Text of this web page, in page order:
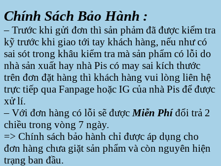
Chính Sách Bảo Hành :
– Trước khi gửi đơn thì sản phảm đã được kiểm tra
kỹ trước khi giao tới tay khách hàng, nếu như có
sai sót trong khâu kiểm tra mà sản phẩm có lỗi do
nhà sản xuất hay nhà Pis có may sai kích thước
trên đơn đặt hàng thì khách hàng vui lòng liên hệ
trực tiếp qua Fanpage hoặc IG của nhà Pis để được
xử lí.
– Với đơn hàng có lỗi sẽ được Miễn Phíđổi trả 2
chiều trong vòng 7 ngày.
=> Chính sách bảo hành chỉ được áp dụng cho
đơn hàng chưa giặt sản phẩm và còn nguyên hiện
trạng ban đầu.